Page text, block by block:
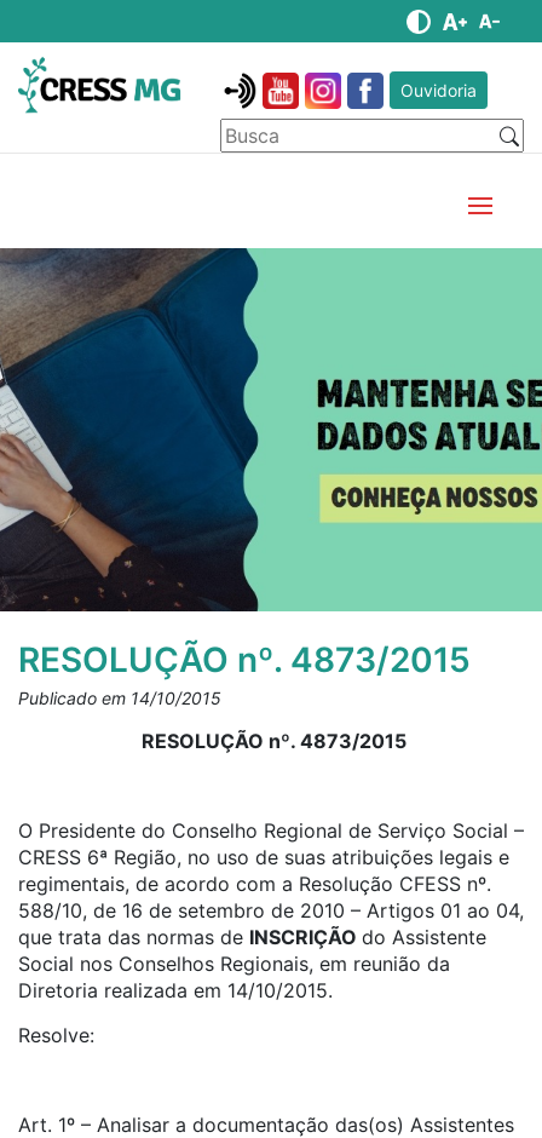
Ouvidoria
RESOLUÇÃO nº. 4873/2015
Publicado em 14/10/2015
RESOLUÇÃO nº. 4873/2015
O Presidente do Conselho Regional de Serviço Social –
CRESS 6ª Região, no uso de suas atribuições legais e
regimentais, de acordo com a Resolução CFESS nº.
588/10, de 16 de setembro de 2010 – Artigos 01 ao 04,
que trata das normas de INSCRIÇÃO do Assistente
Social nos Conselhos Regionais, em reunião da
Diretoria realizada em 14/10/2015.
Resolve:
Art. 1º – Analisar a documentação das(os) Assistentes